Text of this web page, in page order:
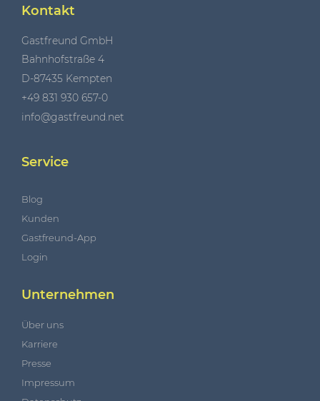
Kontakt
Gastfreund GmbH
Bahnhofstraße 4
D-87435 Kempten
+49 831 930 657-0
info@gastfreund.net
Service
Blog
Kunden
Gastfreund-App
Login
Unternehmen
Über uns
Karriere
Presse
Impressum